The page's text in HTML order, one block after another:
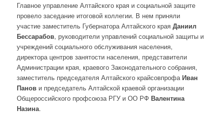
Главное управление Алтайского края и социальной защите
провело заседание итоговой коллегии. В нем приняли
участие заместитель Губернатора Алтайского края Даниил
Бессарабов, руководители управлений социальной защиты и
учреждений социального обслуживания населения,
директора центров занятости населения, представители
Администрации края, краевого Законодательного собрания,
заместитель председателя Алтайского крайсовпрофаИван
Панови председатель Алтайской краевой организации
Общероссийского профсоюза РГУ и ОО РФ Валентина
Назина.